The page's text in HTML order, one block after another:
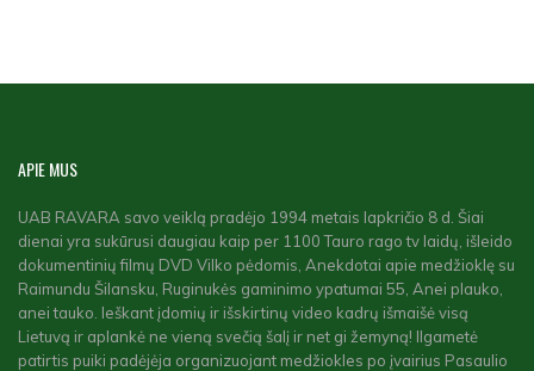
APIEMUS
UAB RAVARA savo veiklą pradėjo 1994 metais lapkričio 8 d. Šiai
dienai yra sukūrusi daugiau kaip per 1100 Tauro rago tv laidų, išleido
dokumentinių filmų DVD Vilko pėdomis, Anekdotai apie medžioklę su
Raimundu Šilansku, Ruginukės gaminimo ypatumai 55, Anei plauko,
anei tauko. Ieškant įdomių ir išskirtinų video kadrų išmaišė visą
Lietuvą ir aplankė ne vieną svečią šalį ir net gi žemyną! Ilgametė
patirtis puiki padėjėja organizuojant medžiokles po įvairius Pasaulio